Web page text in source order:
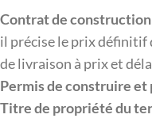
Contrat de
il précise le prix définitif
de livraison à prix et
Permis de construire et
Titre de propriété du